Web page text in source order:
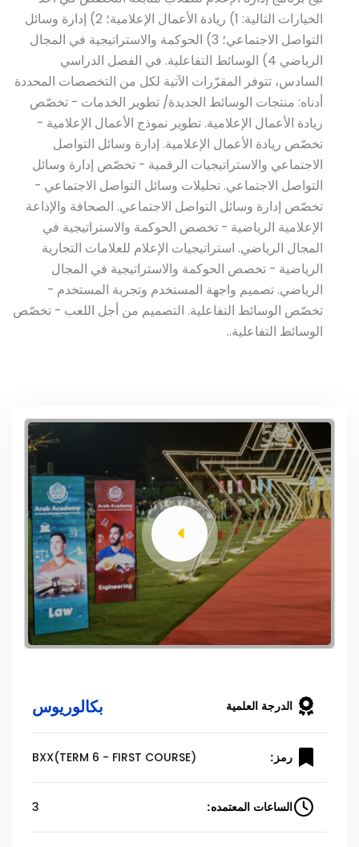
الخيارات التالية: 1) ريادة الأعمال الإعلامية؛ 2) إدارة وسائل
التواصل الاجتماعي؛ 3) الحوكمة والاستراتيجية في المجال
الرياضي 4) الوسائط التفاعلية. في الفصل الدراسي
السادس، تتوفر المقرّرات الآتية لكل من التخصصات المحددة
أدناه: منتجات الوسائط الجديدة/ تطوير الخدمات - تخصّص
ريادة الأعمال الإعلامية. تطوير نموذج الأعمال الإعلامية -
تخصّص ريادة الأعمال الإعلامية. إدارة وسائل التواصل
الاجتماعي والاستراتيجيات الرقمية - تخصّص إدارة وسائل
التواصل الاجتماعي. تحليلات وسائل التواصل الاجتماعي -
تخصّص إدارة وسائل التواصل الاجتماعي. الصحافة والإذاعة
الإعلامية الرياضية - تخصص الحوكمة والاستراتيجية في
المجال الرياضي. استراتيجيات الإعلام للعلامات التجارية
الرياضية - تخصص الحوكمة والاستراتيجية في المجال
الرياضي. تصميم واجهة المستخدم وتجربة المستخدم -
تخصّص الوسائط التفاعلية. التصميم من أجل اللعب - تخصّص
الوسائط التفاعلية..
الدرجة العلمية بكالوريوس
رمز: BXX(TERM 6 - FIRST COURSE)
الساعات المعتمده: 3